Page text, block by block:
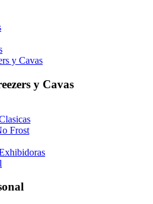
y Cavas
y Cavas
Frost